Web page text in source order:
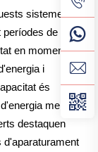
sistemes
períodes de
en moments
i
és
mentre
destaquen
d'aparaturament